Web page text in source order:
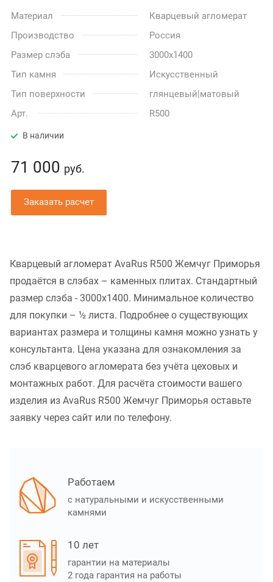
Материал
Кварцевый агломерат
Производство
Россия
Размер слэба
3000x1400
Тип камня
Искусственный
Тип поверхности
глянцевый|матовый
Арт.
R500
В наличии
71 000 руб.
Заказать расчет
Кварцевый агломерат AvaRus R500 Жемчуг Приморья
продаётся в слэбах – каменных плитах. Стандартный
размер слэба - 3000x1400. Минимальное количество
для покупки – ½ листа. Подробнее о существующих
вариантах размера и толщины камня можно узнать у
консультанта. Цена указана для ознакомления за
слэб кварцевого агломерата без учёта цеховых и
монтажных работ. Для расчёта стоимости вашего
изделия из AvaRus R500 Жемчуг Приморья оставьте
заявку через сайт или по телефону.
Работаем
с натуральными и искусственными
камнями
10 лет
гарантии на материалы
2 года гарантия на работы